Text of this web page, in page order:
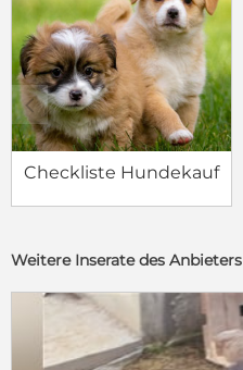
Checkliste Hundekauf
c
Weitere Inserate des Anbieters